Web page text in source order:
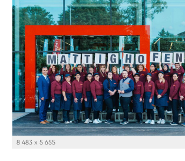
8 483 x 5 655